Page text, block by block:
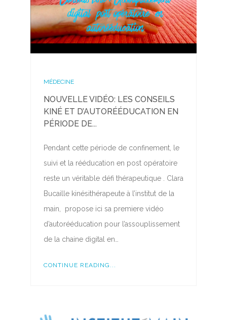
MÉDECINE
NOUVELLE VIDÉO: LES CONSEILS
KINÉ ET D’AUTORÉÉDUCATION EN
PÉRIODE DE...
Pendant cette période de confinement, le
suivi et la rééducation en post opératoire
reste un véritable défi thérapeutique . Clara
Bucaille kinésithérapeute à l’institut de la
main, propose ici sa premiere vidéo
d’autorééducation pour l’assouplissement
de la chaine digital en…
CONTINUE READING...